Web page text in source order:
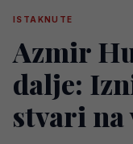
ISTAKNUTE
Azmir
dalje:
stvari na